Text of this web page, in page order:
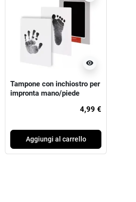
visibility
Tampone con inchiostro per
impronta mano/piede
4,99 €
Aggiungi al carrello